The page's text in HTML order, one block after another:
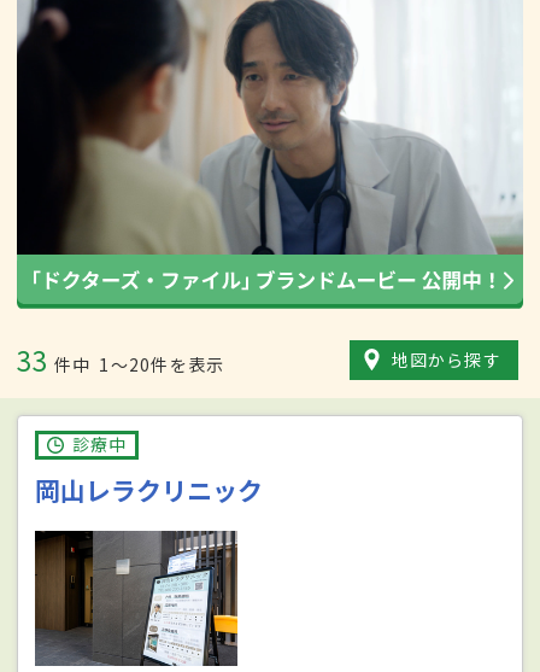
33 件中 1〜20件を表示 地図から探す
診療中
岡山レラクリニック